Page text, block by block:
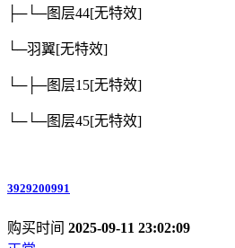
├─└─图层44[无特效]
└─羽翼[无特效]
└─├─图层15[无特效]
└─└─图层45[无特效]
3929200991
购买时间 2025-09-11 23:02:09